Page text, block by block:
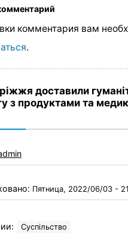
комментария вам
.
доставили
з продуктами та
Пятница, 2022/06/03 -
Суспільство